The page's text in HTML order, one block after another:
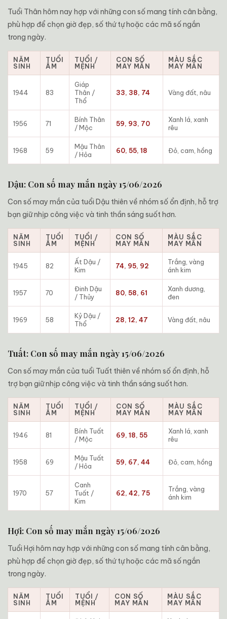
Tuổi Thân hôm nay hợp với những con số mang tính cân bằng,
phù hợp để chọn giờ đẹp, số thứ tự hoặc các mã số ngắn
trong ngày.
NĂM
SINH
TUỔI
ÂM
TUỔI /
MỆNH
CON SỐ
MAY MẮN
MÀU SẮC
MAY MẮN
1944 83
Giáp
Thân /
Thổ
33, 38, 74 Vàng đất, nâu
1956 71
Bính Thân
/ Mộc
59, 93, 70
Xanh lá, xanh
rêu
1968 59
Mậu Thân
/ Hỏa
60, 55, 18 Đỏ, cam, hồng
Dậu: Con số may mắn ngày 15/06/2026
Con số may mắn của tuổi Dậu thiên về nhóm số ổn định, hỗ trợ
bạn giữ nhịp công việc và tinh thần sáng suốt hơn.
NĂM
SINH
TUỔI
ÂM
TUỔI /
MỆNH
CON SỐ
MAY MẮN
MÀU SẮC
MAY MẮN
1945 82
Ất Dậu /
Kim
74, 95, 92
Trắng, vàng
ánh kim
1957 70
Đinh Dậu
/ Thủy
80, 58, 61
Xanh dương,
đen
1969 58
Kỷ Dậu /
Thổ
28, 12, 47 Vàng đất, nâu
Tuất: Con số may mắn ngày 15/06/2026
Con số may mắn của tuổi Tuất thiên về nhóm số ổn định, hỗ
trợ bạn giữ nhịp công việc và tinh thần sáng suốt hơn.
NĂM
SINH
TUỔI
ÂM
TUỔI /
MỆNH
CON SỐ
MAY MẮN
MÀU SẮC
MAY MẮN
1946 81
Bính Tuất
/ Mộc
69, 18, 55
Xanh lá, xanh
rêu
1958 69
Mậu Tuất
/ Hỏa
59, 67, 44 Đỏ, cam, hồng
1970 57
Canh
Tuất /
Kim
62, 42, 75
Trắng, vàng
ánh kim
Hợi: Con số may mắn ngày 15/06/2026
Tuổi Hợi hôm nay hợp với những con số mang tính cân bằng,
phù hợp để chọn giờ đẹp, số thứ tự hoặc các mã số ngắn
trong ngày.
NĂM
SINH
TUỔI
ÂM
TUỔI /
MỆNH
CON SỐ
MAY MẮN
MÀU SẮC
MAY MẮN